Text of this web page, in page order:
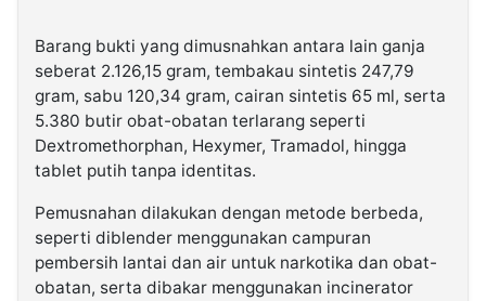
Barang bukti yang dimusnahkan antara lain ganja
seberat 2.126,15 gram, tembakau sintetis 247,79
gram, sabu 120,34 gram, cairan sintetis 65 ml, serta
5.380 butir obat-obatan terlarang seperti
Dextromethorphan, Hexymer, Tramadol, hingga
tablet putih tanpa identitas.
Pemusnahan dilakukan dengan metode berbeda,
seperti diblender menggunakan campuran
pembersih lantai dan air untuk narkotika dan obat-
obatan, serta dibakar menggunakan incinerator